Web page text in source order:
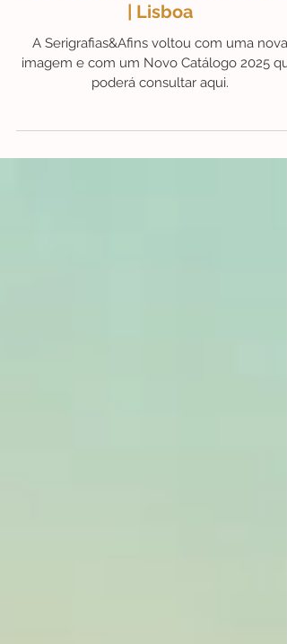
Novo Catálogo 2025- Descubra
nossa coleção |
| Lisboa
imagem e com um Novo Catálogo 2025
poderá consultar aqui.